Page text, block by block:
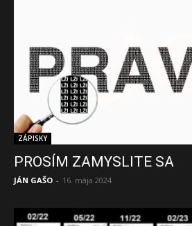
ZÁPISKY
PROSÍM ZAMYSLITE SA
JÁN GAŠO - 16. mája 2024